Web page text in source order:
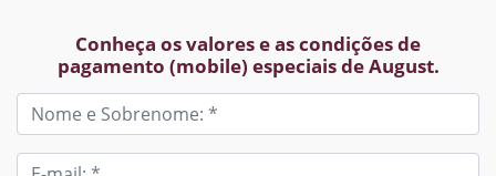
Conheça os valores e as condições de
pagamento (mobile) especiais de August.